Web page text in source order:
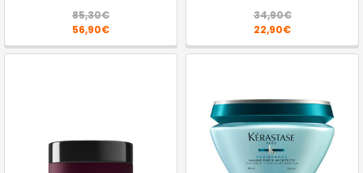
85,30€
56,90€
34,90€
22,90€